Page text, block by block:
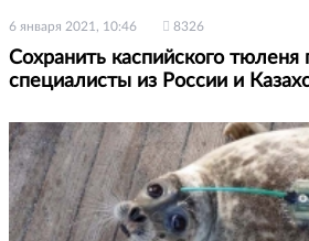
6 января 2021, 10:46 8326
Сохранить каспийского тюленя
специалисты из России и